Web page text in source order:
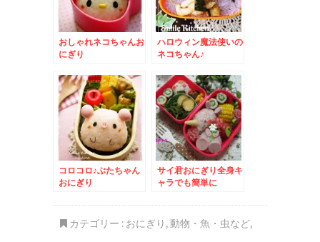
おしゃれネコちゃんお
にぎり
ハロウィン魔法使いの
ネコちゃん♪
コロコロ♪ぶたちゃん
おにぎり
サイ君おにぎり全身キ
ャラでも簡単に
カテゴリー : おにぎり ,動物・魚・虫など,